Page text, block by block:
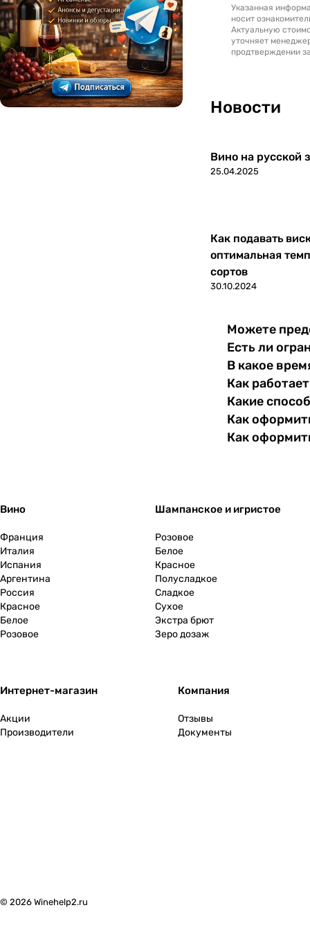
Люксембург 0
Македония 0
Марокко 0
Молдавия 0
0
Украина 0
Уругвай
Филиппины 0
Финляндия 0
Черногория
Южная Осетия
Указанная
носит
Актуальную
уточняет
продтверждении
Новости
Вино на русской
25.04.2025
Как подавать
оптимальная
сортов
30.10.2024
Можете
Есть ли
В какое
Как
Какие
Как
Как
Вино
Франция
Италия
Испания
Аргентина
Россия
Красное
Белое
Розовое
Шампанское и игристое
Розовое
Белое
Красное
Полусладкое
Сладкое
Сухое
Экстра брют
Зеро дозаж
Интернет-магазин
Акции
Производители
Компания
Отзывы
Документы
© 2026 Winehelp2.ru